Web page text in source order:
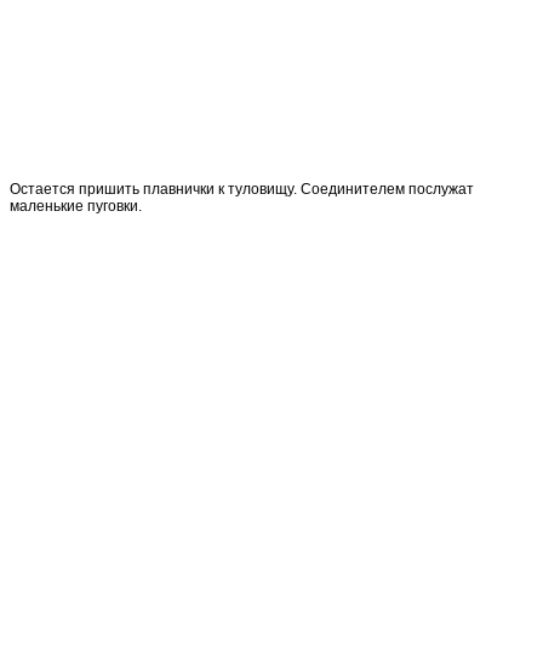
Остается пришить плавнички к туловищу. Соединителем послужат
маленькие пуговки.